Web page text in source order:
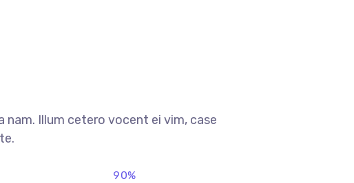
nam. Illum cetero vocent ei vim, case
90%